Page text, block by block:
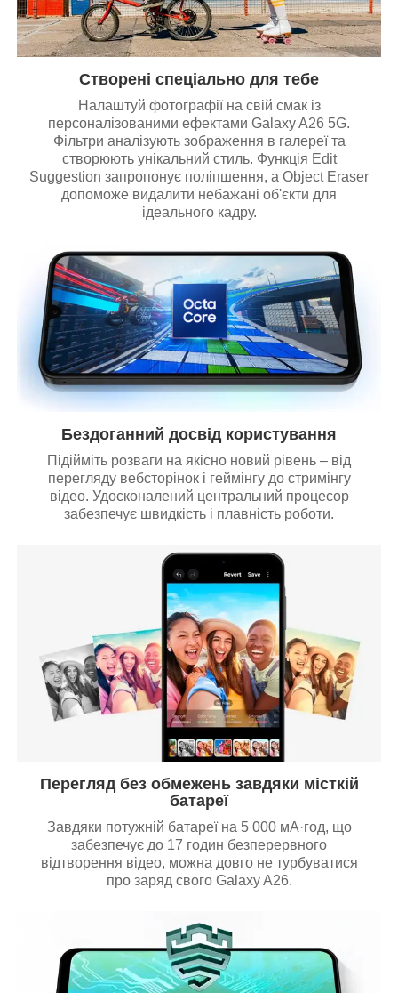
Створені спеціально для тебе
Налаштуй фотографії на свій смак із
персоналізованими ефектами Galaxy A26 5G.
Фільтри аналізують зображення в галереї та
створюють унікальний стиль. Функція Edit
Suggestion запропонує поліпшення, а Object Eraser
допоможе видалити небажані об'єкти для
ідеального кадру.
Бездоганний досвід користування
Підійміть розваги на якісно новий рівень – від
перегляду вебсторінок і геймінгу до стримінгу
відео. Удосконалений центральний процесор
забезпечує швидкість і плавність роботи.
Перегляд без обмежень завдяки місткій
батареї
Завдяки потужній батареї на 5 000 мА·год, що
забезпечує до 17 годин безперервного
відтворення відео, можна довго не турбуватися
про заряд свого Galaxy A26.